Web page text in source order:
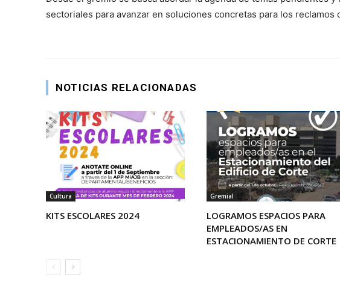
sectoriales para avanzar en soluciones concretas para los reclamos
NOTICIAS RELACIONADAS
Cultura
KITS ESCOLARES 2024
Gremial
LOGRAMOS ESPACIOS PARA
EMPLEADOS/AS EN
ESTACIONAMIENTO DE CORTE